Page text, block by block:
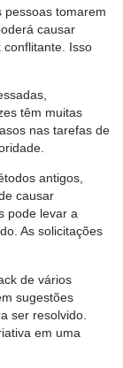
pessoas tomarem
causar
conflitante. Isso
têm muitas
nas tarefas de
antigos,
causar
pode levar a
As solicitações
de vários
sugestões
ser resolvido.
em uma